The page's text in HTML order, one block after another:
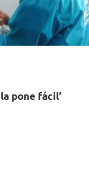
pone fácil’